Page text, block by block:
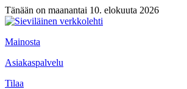
Tänään on maanantai 10. elokuuta 2026
Mainosta
Asiakaspalvelu
Tilaa